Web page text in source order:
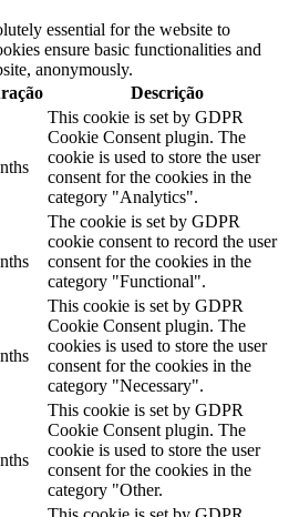
essential for the website to
ensure basic functionalities and
anonymously.
Descrição
This cookie is set by GDPR
Cookie Consent plugin. The
cookie is used to store the user
consent for the cookies in the
category "Analytics".
The cookie is set by GDPR
cookie consent to record the user
consent for the cookies in the
category "Functional".
This cookie is set by GDPR
Cookie Consent plugin. The
cookies is used to store the user
consent for the cookies in the
category "Necessary".
This cookie is set by GDPR
Cookie Consent plugin. The
cookie is used to store the user
consent for the cookies in the
category "Other.